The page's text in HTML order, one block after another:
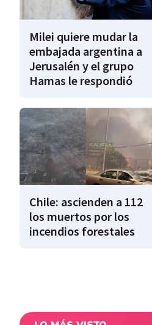
Milei quiere mudar la
embajada argentina a
Jerusalén y el grupo
Hamas le respondió
Chile: ascienden a 112
los muertos por los
incendios forestales